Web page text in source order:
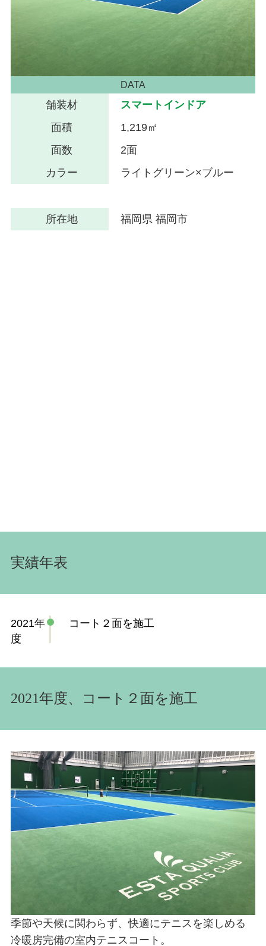
DATA
舗装材
スマートインドア
面積
1,219㎡
面数
2面
カラー
ライトグリーン×ブルー
所在地 福岡県 福岡市
実績年表
2021年
度
コート２面を施工
2021年度、コート２面を施工
季節や天候に関わらず、快適にテニスを楽しめる
冷暖房完備の室内テニスコート。